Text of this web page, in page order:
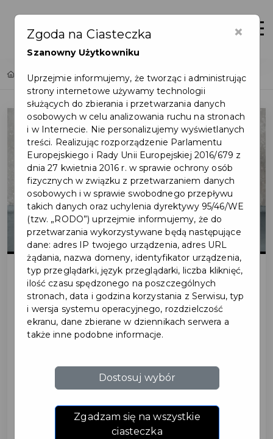
Zaloguj
Home Wydarzenia Zbiórka odpadów wielkogabarytowych
ZBIÓRKA ODPADÓW
W roku 2026 zaplanowano zbiórki w
28 marca 2026 r.(sobota)
27 czerwca 2026 r.(sobota)
×
Zgoda na Ciasteczka
Szanowny Użytkowniku
Uprzejmie informujemy, że tworząc i administrując
strony internetowe używamy technologii
służących do zbierania i przetwarzania danych
osobowych w celu analizowania ruchu na stronach
i w Internecie. Nie personalizujemy wyświetlanych
treści. Realizując rozporządzenie Parlamentu
Europejskiego i Rady Unii Europejskiej 2016/679 z
dnia 27 kwietnia 2016 r. w sprawie ochrony osób
fizycznych w związku z przetwarzaniem danych
osobowych i w sprawie swobodnego przepływu
takich danych oraz uchylenia dyrektywy 95/46/WE
(tzw. „RODO”) uprzejmie informujemy, że do
przetwarzania wykorzystywane będą następujące
dane: adres IP twojego urządzenia, adres URL
żądania, nazwa domeny, identyfikator urządzenia,
typ przeglądarki, język przeglądarki, liczba kliknięć,
ilość czasu spędzonego na poszczególnych
stronach, data i godzina korzystania z Serwisu, typ
i wersja systemu operacyjnego, rozdzielczość
ekranu, dane zbierane w dziennikach serwera a
także inne podobne informacje.
Dostosuj wybór
Zgadzam się na wszystkie
ciasteczka